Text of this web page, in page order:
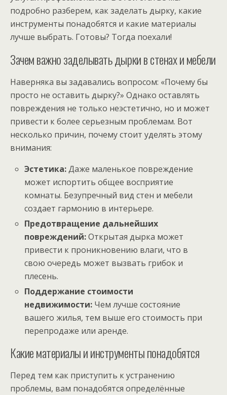
подробно разберем, как заделать дырку, какие
инструменты понадобятся и какие материалы
лучше выбрать. Готовы? Тогда поехали!
Зачем важно заделывать дырки в стенах и мебели
Наверняка вы задавались вопросом: «Почему бы
просто не оставить дырку?» Однако оставлять
повреждения не только неэстетично, но и может
привести к более серьезным проблемам. Вот
несколько причин, почему стоит уделять этому
внимания:
Эстетика:Даже маленькое повреждение
может испортить общее восприятие
комнаты. Безупречный вид стен и мебели
создает гармонию в интерьере.
Предотвращение дальнейших
повреждений:Открытая дырка может
привести к проникновению влаги, что в
свою очередь может вызвать грибок и
плесень.
Поддержание стоимости
недвижимости: Чем лучше состояние
вашего жилья, тем выше его стоимость при
перепродаже или аренде.
Какие материалы и инструменты понадобятся
Перед тем как приступить к устранению
проблемы, вам понадобятся определённые